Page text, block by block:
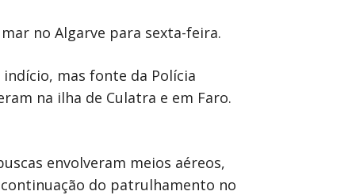
no Algarve para sexta-feira.
mas fonte da Polícia
na ilha de Culatra e em Faro.
envolveram meios aéreos,
do patrulhamento no